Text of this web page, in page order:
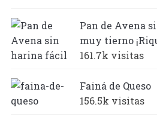
Pan de Avena
muy tierno
161.7k visitas
Fainá de Queso
156.5k visitas